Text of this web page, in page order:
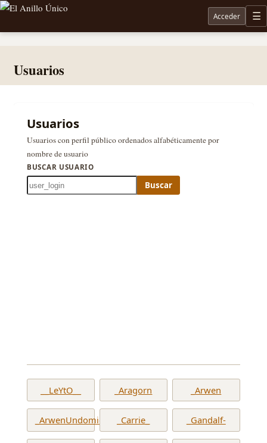
Noticias sobre Tolkien: El Señor de los Anillos, Los Anillos de Poder, La Caza de Gollum, la
Acceder
Usuarios
Usuarios
Usuarios con perfil público ordenados alfabéticamente por
nombre de usuario
BUSCAR USUARIO
Buscar
__LeYtO__ _Aragorn _Arwen
_ArwenUndomiel_ _Carrie_ _Gandalf-